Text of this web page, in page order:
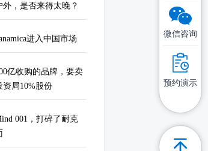
外，是否来得太晚？
进入中国市场
亿收购的品牌，要卖
资局10%股份
001，打碎了耐克
微信咨询
预约演示